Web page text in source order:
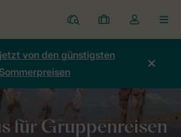
Ferienparks
Meine
Buchungen
Dropdown-
Menü
Kontos
von den günstigsten
Sommerpreisen
Große/Gruppen-Ferienhäuser